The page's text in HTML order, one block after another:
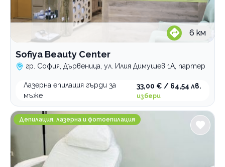
6 км
Sofiya Beauty Center
гр. София, Дървеница, ул. Илия Димушев 1А, партер
Лазерна епилация гърди за
мъже
33,00 € / 64,54 лв.
избери
Vanessa Laser Studio
Депилация, лазерна и фотоепилация